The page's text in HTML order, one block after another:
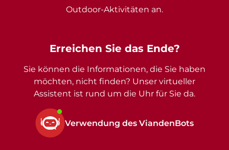
Erreichen Sie das Ende?
Sie können die Informationen, die Sie haben
möchten, nicht finden? Unser virtueller
Assistent ist rund um die Uhr für Sie da.
Verwendung des ViandenBots
Outdoor-Aktivitäten an.